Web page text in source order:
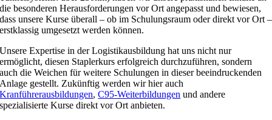
die besonderen Herausforderungen vor Ort angepasst und bewiesen,
dass unsere Kurse überall – ob im Schulungsraum oder direkt vor Ort –
erstklassig umgesetzt werden können.
Unsere Expertise in der Logistikausbildung hat uns nicht nur
ermöglicht, diesen Staplerkurs erfolgreich durchzuführen, sondern
auch die Weichen für weitere Schulungen in dieser beeindruckenden
Anlage gestellt. Zukünftig werden wir hier auch
Kranführerausbildungen,C95-Weiterbildungen und andere
spezialisierte Kurse direkt vor Ort anbieten.